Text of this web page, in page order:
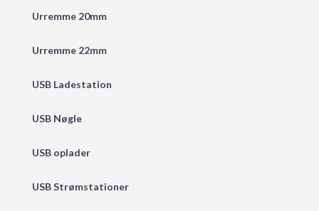
Urremme 20mm
Urremme 22mm
USB Ladestation
USB Nøgle
USB oplader
USB Strømstationer